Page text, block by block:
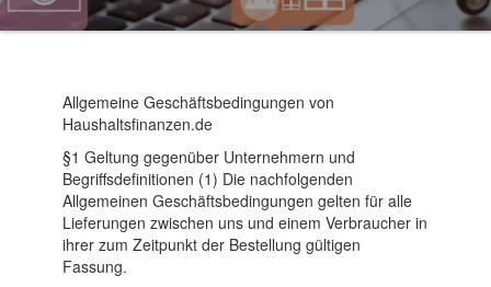
Allgemeine Geschäftsbedingungen von
Haushaltsfinanzen.de
§1 Geltung gegenüber Unternehmern und
Begriffsdefinitionen (1) Die nachfolgenden
Allgemeinen Geschäftsbedingungen gelten für alle
Lieferungen zwischen uns und einem Verbraucher in
ihrer zum Zeitpunkt der Bestellung gültigen
Fassung.